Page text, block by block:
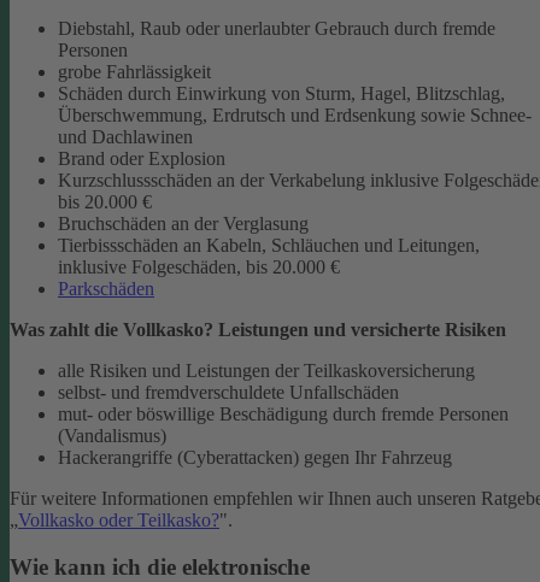
Diebstahl, Raub oder unerlaubter Gebrauch durch fremde
Personen
grobe Fahrlässigkeit
Schäden durch Einwirkung von Sturm, Hagel, Blitzschlag,
Überschwemmung, Erdrutsch und Erdsenkung sowie Schnee-
und Dachlawinen
Brand oder Explosion
Kurzschlussschäden an der Verkabelung inklusive
bis 20.000 €
Bruchschäden an der Verglasung
Tierbissschäden an Kabeln, Schläuchen und Leitungen,
inklusive Folgeschäden, bis 20.000 €
Parkschäden
Was zahlt die Vollkasko? Leistungen und versicherte Risiken
alle Risiken und Leistungen der Teilkaskoversicherung
selbst- und fremdverschuldete Unfallschäden
mut- oder böswillige Beschädigung durch fremde Personen
(Vandalismus)
Hackerangriffe (Cyberattacken) gegen Ihr Fahrzeug
Für weitere Informationen empfehlen wir Ihnen auch unseren
„Vollkasko oder Teilkasko?".
Wie kann ich die elektronische